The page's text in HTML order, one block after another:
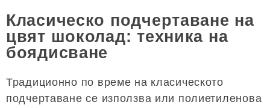
Класическо подчертаване на
цвят шоколад: техника на
боядисване
Традиционно по време на класическото
подчертаване се използва или полиетиленова